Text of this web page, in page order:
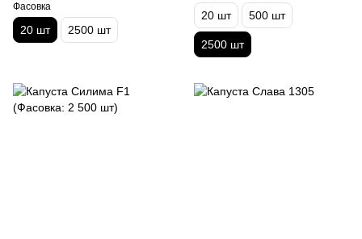
Фасовка
20 шт 2500 шт
20 шт 500 шт
2500 шт